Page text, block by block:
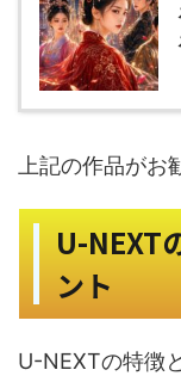
上記の作品がお
U-NEXT
ント
U-NEXTの特徴